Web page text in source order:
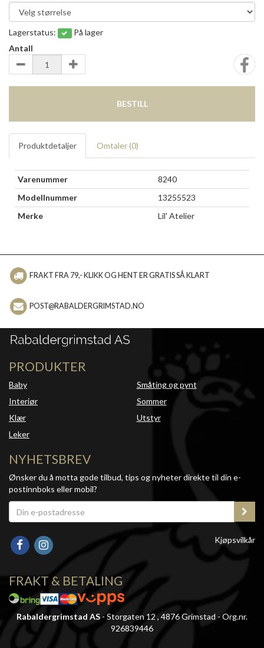
Lagerstatus:
På lager
Antall
BESTILL
Produktdetaljer Omtaler (0)
Varenummer
8240
Modellnummer
13255523
Merke
Lil' Atelier
FRAKT FRA 79,- KLIKK OG HENT ER GRATIS SÅ KLART
POST@RABALDERGRIMSTAD.NO
PRODUKTER
Baby
Interiør
Klær
Leker
Småting og pynt
Sommer
Utstyr
NYHETSBREV
Ønsker du å motta gode tilbud, tips og nyheter direkte til din e-
postinnboks eller mobil?
Kjøpsvilkår
FRAKT & BETALING
Rabaldergrimstad AS - Storgaten 12 , 4876 Grimstad - Org.nr.
926839446